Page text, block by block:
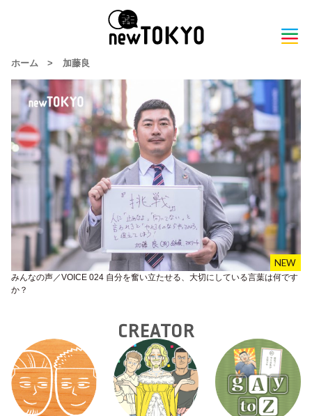
ホーム > 加藤良
みんなの声／VOICE 024 自分を奮い立たせる、大切にしている言葉は何です
か？
CREATOR